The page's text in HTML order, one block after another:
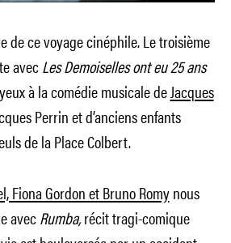
de ce voyage cinéphile. Le troisième
avecLes Demoiselles ont eu 25 ans
à la comédie musicale deJacques
Perrin et d’anciens enfants
de la Place Colbert.
Fiona Gordon et Bruno Romynous
avecRumba,récit tragi-comique